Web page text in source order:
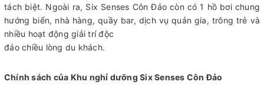
tách biệt. Ngoài ra, Six Senses Côn Đảo còn có 1 hồ bơi chung
hướng biển, nhà hàng, quầy bar, dịch vụ quản gia, trông trẻ và
nhiều hoạt động giải trí độc
đáo chiều lòng du khách.
Chính sách của Khu nghỉ dưỡng Six Senses Côn Đảo